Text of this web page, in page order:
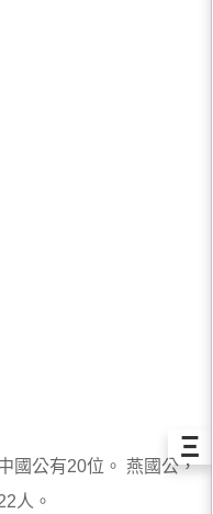
國公有20位。 燕國公，
人。
Ξ